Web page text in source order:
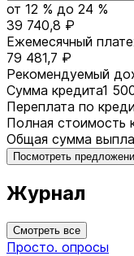
от 12 % до 24 %
39 740,8 ₽
Ежемесячный
79 481,7 ₽
Рекомендуемый
Сумма кредита1
Переплата по
Полная стоимость
Общая сумма
Посмотреть
Журнал
Смотреть все
Просто. опросы